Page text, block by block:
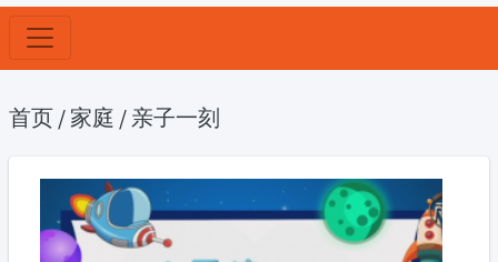
首页 / 家庭 / 亲子一刻